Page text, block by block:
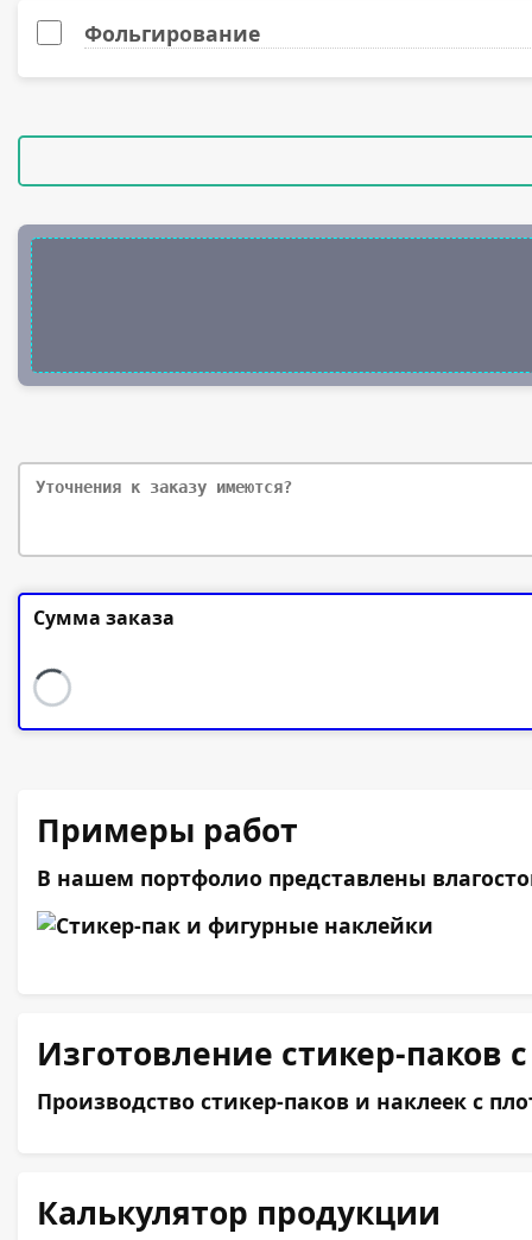
Фольгирование
Сумма заказа
Примеры работ
В нашем портфолио представлены
Изготовление стикер-паков
Производство стикер-паков и наклеек с
Калькулятор продукции